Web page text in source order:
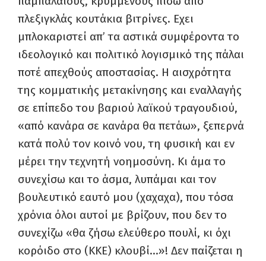
πλεξιγκλάς κουτάκια βιτρίνες. Εχει
μπλοκαριστεί απ’ τα αστικά συμφέροντα το
ιδεολογικό και πολιτικό λογισμικό της πάλαι
ποτέ απεχθούς αποστασίας. Η αισχρότητα
της κομματικής μετακίνησης και εναλλαγής
σε επίπεδο του βαριού λαϊκού τραγουδιού,
«από κανάρα σε κανάρα θα πετάω», ξεπερνά
κατά πολύ τον κοινό νου, τη φυσική και εν
μέρει την τεχνητή νοημοσύνη. Κι άμα το
συνεχίσω και το άσμα, λυπάμαι και τον
βουλευτικό εαυτό μου (χαχαχα), που τόσα
χρόνια όλοι αυτοί με βρίζουν, που δεν το
συνεχίζω «θα ζήσω ελεύθερο πουλί, κι όχι
κορόιδο στο (ΚΚΕ) κλουβί…»! Δεν παίζεται η